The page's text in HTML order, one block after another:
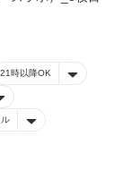
21時以降OK